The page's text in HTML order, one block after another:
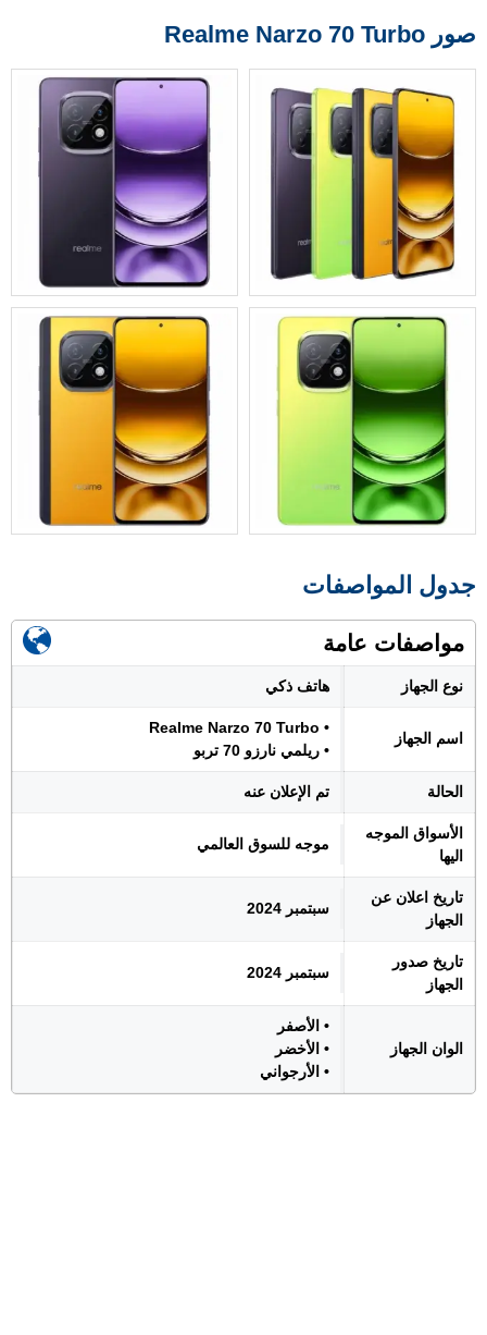
صور Realme Narzo 70 Turbo
جدول المواصفات
مواصفات عامة
نوع الجهاز هاتف ذكي
اسم الجهاز
• Realme Narzo 70 Turbo
• ريلمي نارزو 70 تربو
الحالة تم الإعلان عنه
الأسواق الموجه
اليها
موجه للسوق العالمي
تاريخ اعلان عن
الجهاز
سبتمبر 2024
تاريخ صدور
الجهاز
سبتمبر 2024
الوان الجهاز
• الأصفر
• الأخضر
• الأرجواني